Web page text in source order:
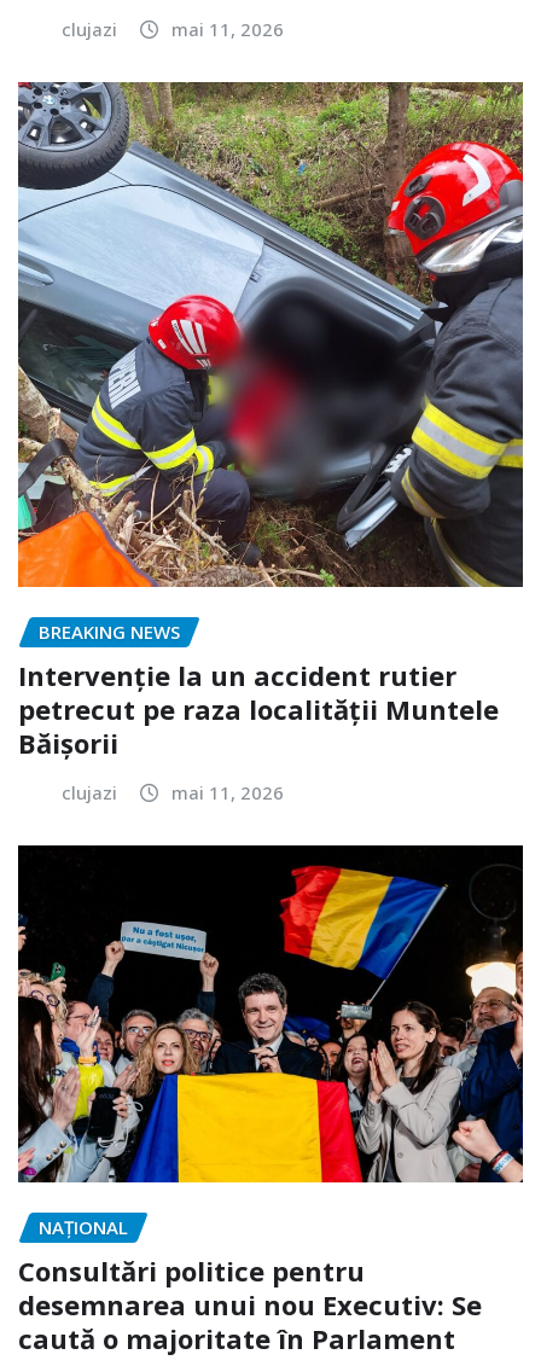
clujazi mai 11, 2026
BREAKING NEWS
Intervenție la un accident rutier
petrecut pe raza localității Muntele
Băișorii
clujazi mai 11, 2026
NAŢIONAL
Consultări politice pentru
desemnarea unui nou Executiv: Se
caută o majoritate în Parlament